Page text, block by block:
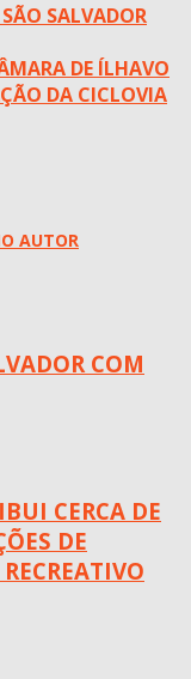
SALVADOR
DE ÍLHAVO
DA CICLOVIA
AUTOR
COM
CERCA DE
DE